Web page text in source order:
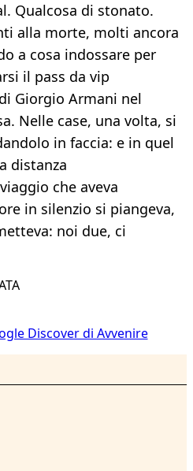
Qualcosa di stonato.
alla morte, molti ancora
a cosa indossare per
il pass da vip
Giorgio Armani nel
Nelle case, una volta, si
in faccia: e in quel
distanza
che aveva
in silenzio si piangeva,
noi due, ci
Discover di Avvenire